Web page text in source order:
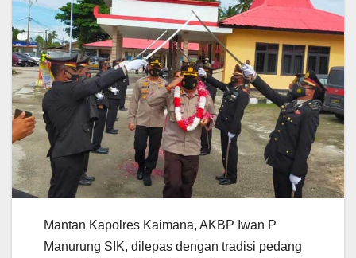
Mantan Kapolres Kaimana, AKBP Iwan P
Manurung SIK, dilepas dengan tradisi pedang